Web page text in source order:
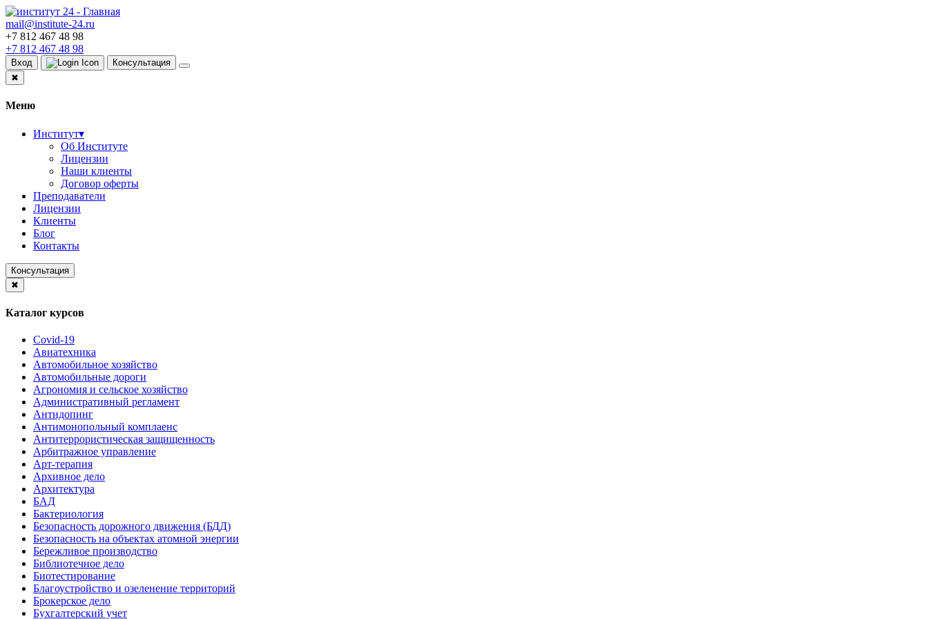
mail@institute-24.ru
+7 812 467 48 98
+7 812 467 48 98
Вход
Консультация
✖
Меню
Институт▾
Об Институте
Лицензии
Наши клиенты
Договор оферты
Преподаватели
Лицензии
Клиенты
Блог
Контакты
Консультация
✖
Каталог курсов
Covid-19
Авиатехника
Автомобильное хозяйство
Автомобильные дороги
Агрономия и сельское хозяйство
Административный регламент
Антидопинг
Антимонопольный комплаенс
Антитеррористическая защищенность
Арбитражное управление
Арт-терапия
Архивное дело
Архитектура
БАД
Бактериология
Безопасность дорожного движения (БДД)
Безопасность на объектах атомной энергии
Бережливое производство
Библиотечное дело
Биотестирование
Благоустройство и озеленение территорий
Брокерское дело
Бухгалтерский учет